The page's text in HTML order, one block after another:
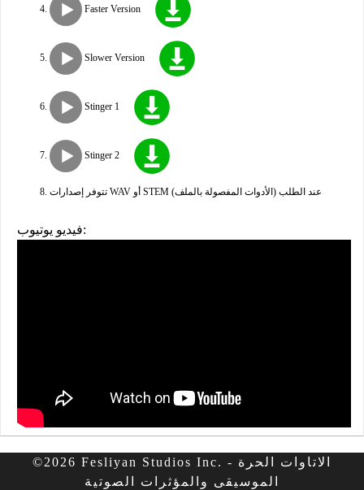
Faster Version
Slower Version
Stinger 1
Stinger 2
تتوفر إصدارات WAV أو STEM (الأدوات المفصولة بالملف) عند الطلب
فيديو يوتيوب:
©2026 Fesliyan Studios Inc. - الاتاوات الحرة
الموسيقى والمؤثرات الصوتية